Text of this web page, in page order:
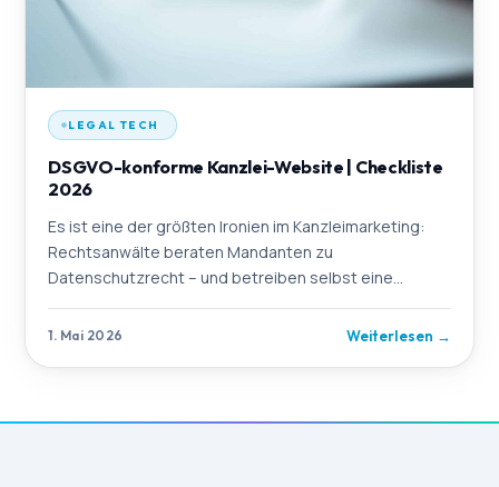
LEGAL TECH
DSGVO-konforme Kanzlei-Website | Checkliste
2026
Es ist eine der größten Ironien im Kanzleimarketing:
Rechtsanwälte beraten Mandanten zu
Datenschutzrecht – und betreiben selbst eine
Website, die gegen die DSGVO verstößt. Nicht aus
böser Absicht, sondern weil die technischen Details
1. Mai 2026 Weiterlesen →